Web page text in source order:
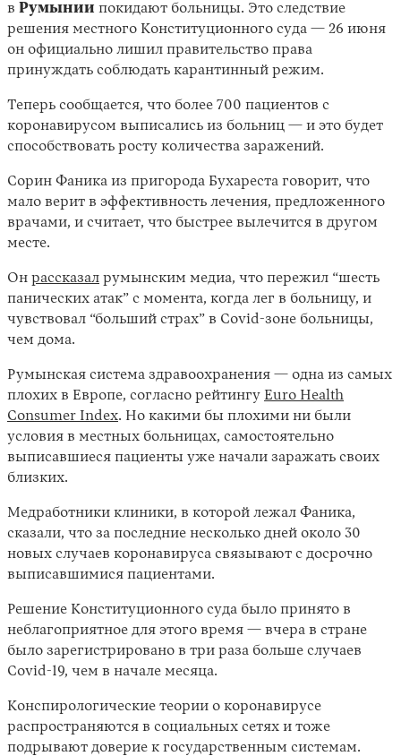
в Румынии покидают больницы. Это следствие
решения местного Конституционного суда — 26 июня
он официально лишил правительство права
принуждать соблюдать карантинный режим.
Теперь сообщается, что более 700 пациентов с
коронавирусом выписались из больниц — и это будет
способствовать росту количества заражений.
Сорин Фаника из пригорода Бухареста говорит, что
мало верит в эффективность лечения, предложенного
врачами, и считает, что быстрее вылечится в другом
месте.
Он рассказал румынским медиа, что пережил “шесть
панических атак” с момента, когда лег в больницу, и
чувствовал “больший страх” в Covid-зоне больницы,
чем дома.
Румынская система здравоохранения — одна из самых
плохих в Европе, согласно рейтингу Euro Health
Consumer Index. Но какими бы плохими ни были
условия в местных больницах, самостоятельно
выписавшиеся пациенты уже начали заражать своих
близких.
Медработники клиники, в которой лежал Фаника,
сказали, что за последние несколько дней около 30
новых случаев коронавируса связывают с досрочно
выписавшимися пациентами.
Решение Конституционного суда было принято в
неблагоприятное для этого время — вчера в стране
было зарегистрировано в три раза больше случаев
Covid-19, чем в начале месяца.
Конспирологические теории о коронавирусе
распространяются в социальных сетях и тоже
подрывают доверие к государственным системам.